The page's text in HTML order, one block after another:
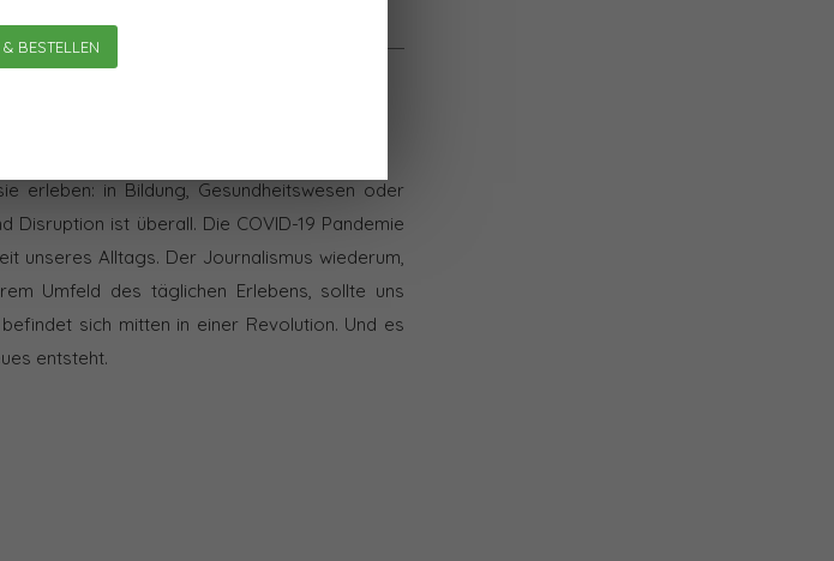
BESTELLEN
erleben: in Bildung, Gesundheitswesen oder
Disruption ist überall. Die COVID-19 Pandemie
unseres Alltags. Der Journalismus wiederum,
Umfeld des täglichen Erlebens, sollte uns
sich mitten in einer Revolution. Und es
entsteht.